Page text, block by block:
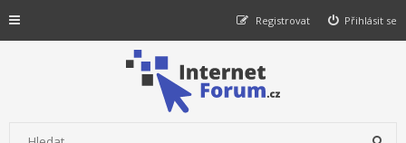
Přihlásit se
Registrovat